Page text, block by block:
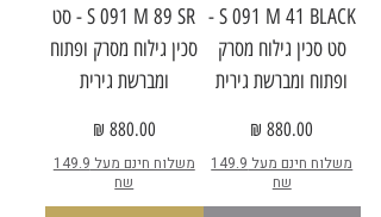
S 091 M 41 BLACK -
סט סכין גילוח מסרק
ופתוח ומברשת גירית
מחיר
משלוח חינם מעל 149.9
שח
S 091 M 89 SR - סט
סכין גילוח מסרק ופתוח
ומברשת גירית
מחיר
משלוח חינם מעל 149.9
שח